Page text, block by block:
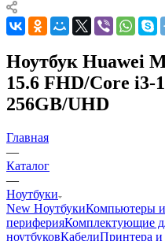
Ноутбук Huawei
15.6 FHD/Core i3-
256GB/UHD
Главная
—
Каталог
—
Ноутбуки
New НоутбукиКомпьютеры
периферияКомплектующие
ноутбуковКабелиПринтера